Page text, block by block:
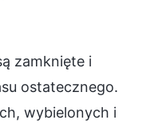
zamknięte i
ostatecznego.
wybielonych i